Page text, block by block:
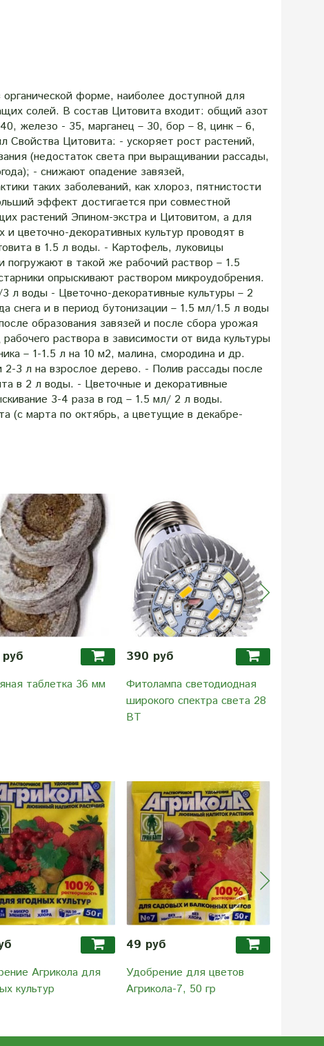
форме, наиболее доступной для
солей. В состав Цитовита входит: общий азот
железо - 35, марганец – 30, бор – 8, цинк – 6,
Цитовита: - ускоряет рост растений,
(недостаток света при выращивании рассады,
- снижают опадение завязей,
таких заболеваний, как хлороз, пятнистости
эффект достигается при совместной
растений Эпином-экстра и Цитовитом, а для
цветочно-декоративных культур проводят в
в 1.5 л воды. - Картофель, луковицы
в такой же рабочий раствор – 1.5
опрыскивают раствором микроудобрения.
л воды - Цветочно-декоративные культуры – 2
снега и в период бутонизации – 1.5 мл/1.5 л воды
образования завязей и после сбора урожая
раствора в зависимости от вида культуры
– 1-1.5 л на 10 м2, малина, смородина и др.
3 л на взрослое дерево. - Полив рассады после
в 2 л воды. - Цветочные и декоративные
3-4 раза в год – 1.5 мл/ 2 л воды.
(с марта по октябрь, а цветущие в декабре-
таблетка 36 мм
390 руб
Фитолампа светодиодная
широкого спектра света 28
ВТ
Агрикола для
культур
49 руб
Удобрение для цветов
Агрикола-7, 50 гр